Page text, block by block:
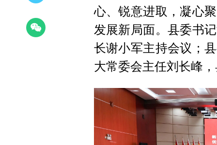
心、锐意进取，凝心
发展新局面。县委书
长谢小军主持会议；
大常委会主任刘长峰